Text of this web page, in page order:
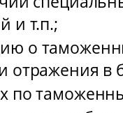
и т.п.;
о
отражения в
по